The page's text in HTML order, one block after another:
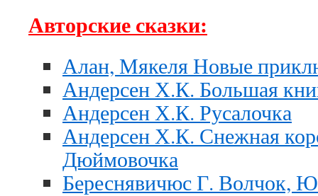
Авторские сказки:
Алан, Мякеля Новые
Андерсен Х.К. Большая
Андерсен Х.К. Русалочка
Андерсен Х.К. Снежная
Дюймовочка
Береснявичюс Г. Волчок,